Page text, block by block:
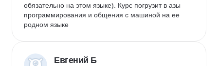
обязательно на этом языке). Курс погрузит в азы
программирования и общения с машиной на ее
родном языке
Евгений Б